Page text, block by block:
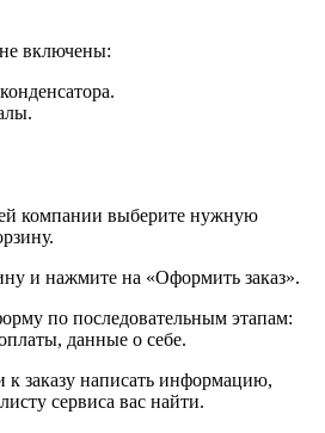
включены:
компании выберите нужную
и нажмите на «Оформить заказ».
по последовательным этапам:
данные о себе.
к заказу написать информацию,
сервиса вас найти.